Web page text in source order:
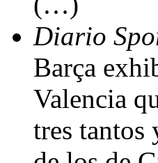
Diario
Barça
Valencia
tres tantos